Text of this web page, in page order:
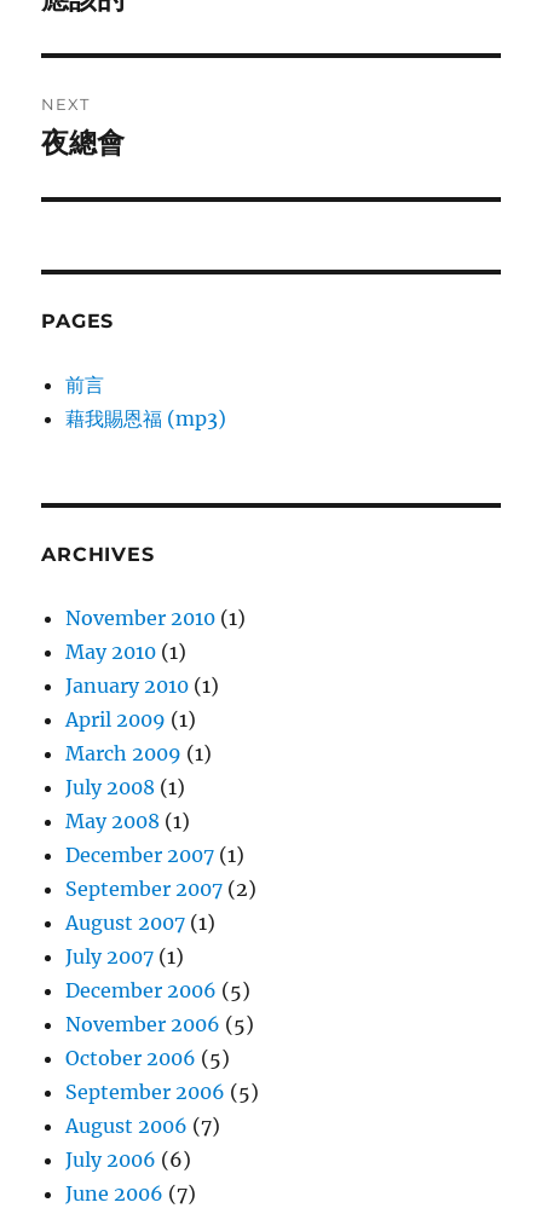
NEXT
Next
夜總會
PAGES
前言
藉我賜恩福 (mp3)
ARCHIVES
November 2010 (1)
May 2010 (1)
January 2010 (1)
April 2009 (1)
March 2009 (1)
July 2008 (1)
May 2008 (1)
December 2007 (1)
September 2007 (2)
August 2007 (1)
July 2007 (1)
December 2006 (5)
November 2006 (5)
October 2006 (5)
September 2006 (5)
August 2006 (7)
July 2006 (6)
June 2006 (7)